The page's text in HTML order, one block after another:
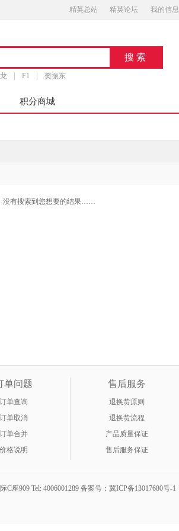
精英总站 精英论坛 我的信息
F1 樊振东
积分商城
没有搜索到您想要的结果……
单问题
订单查询
订单取消
订单合并
价格说明
售后服务
退换货原则
退换货流程
产品质量保证
售后服务保证
座909 Tel: 4006001289 备案号： 冀ICP备13017680号-1